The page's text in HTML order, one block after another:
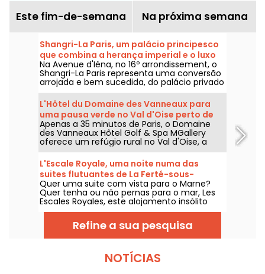
Este fim-de-semana Na próxima semana
Shangri-La Paris, um palácio principesco
que combina a herança imperial e o luxo
asiático na Avenue d'Iéna
Na Avenue d'Iéna, no 16º arrondissement, o
Shangri-La Paris representa uma conversão
arrojada e bem sucedida, do palácio privado
do Príncipe Roland Bonaparte para um hotel
classificado como Monumento Histórico e
um palácio distinto.
L'Hôtel du Domaine des Vanneaux para
uma pausa verde no Val d'Oise perto de
l'Isle Adam-95
Apenas a 35 minutos de Paris, o Domaine
des Vanneaux Hôtel Golf & Spa MGallery
oferece um refúgio rural no Val d'Oise, a
dois passos de L'Isle-Adam. Situado no
coração de um campo de golfe verdejante,
este estabelecimento de 4 estrelas oferece
uma estadia que combina bem-estar,
gastronomia e actividades ao ar livre, ideal
para um fim de semana relaxante a dois ou
para uma pausa em família.
L'Escale Royale, uma noite numa das
suites flutuantes de La Ferté-sous-
Jouarre (77)
Quer uma suite com vista para o Marne?
Quer tenha ou não pernas para o mar, Les
Escales Royales, este alojamento insólito
sobre a água, oferece-lhe a possibilidade de
passar uma noite (ou mais, se preferir)
numa das suas suites flutuantes perto de La
Ferté-sous-Jouarre.
Refine a sua pesquisa
NOTÍCIAS